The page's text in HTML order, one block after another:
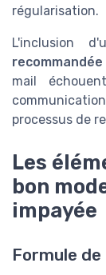
régularisation.
L'inclusion
recommandée
mail
processus de
Les
bon
impayée
Formule